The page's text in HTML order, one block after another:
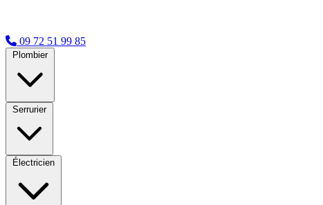
09 72 51 99 85
Plombier
Serrurier
Électricien